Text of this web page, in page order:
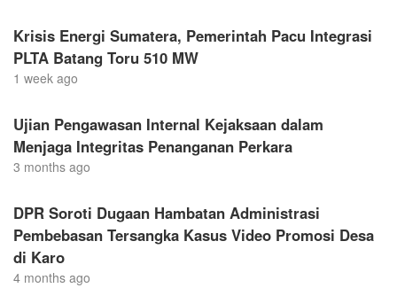
Krisis Energi Sumatera, Pemerintah Pacu Integrasi
PLTA Batang Toru 510 MW
1 week ago
Ujian Pengawasan Internal Kejaksaan dalam
Menjaga Integritas Penanganan Perkara
3 months ago
DPR Soroti Dugaan Hambatan Administrasi
Pembebasan Tersangka Kasus Video Promosi Desa
di Karo
4 months ago